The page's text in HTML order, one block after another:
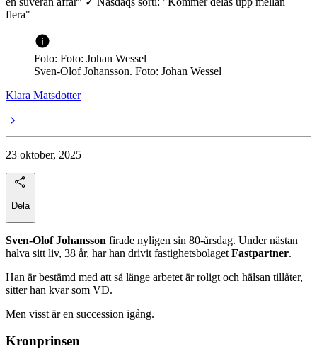
flera"
Foto: Foto: Johan Wessel
Sven-Olof Johansson. Foto: Johan Wessel
Klara Matsdotter
23 oktober, 2025
Dela
Sven-Olof Johansson firade nyligen sin 80-årsdag. Under nästan
halva sitt liv, 38 år, har han drivit fastighetsbolaget Fastpartner.
Han är bestämd med att så länge arbetet är roligt och hälsan tillåter,
sitter han kvar som VD.
Men visst är en succession igång.
Kronprinsen